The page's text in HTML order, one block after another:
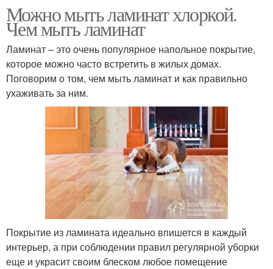
Можно мыть ламинат хлоркой.
Чем мыть ламинат
Ламинат – это очень популярное напольное покрытие,
которое можно часто встретить в жилых домах.
Поговорим о том, чем мыть ламинат и как правильно
ухаживать за ним.
Покрытие из ламината идеально впишется в каждый
интерьер, а при соблюдении правил регулярной уборки
еще и украсит своим блеском любое помещение